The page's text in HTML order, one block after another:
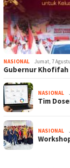
NASIONAL Jumat, 7
Gubernur
NASIONAL
Tim
NASIONAL